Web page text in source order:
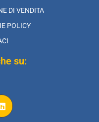
DI VENDITA
POLICY
su: